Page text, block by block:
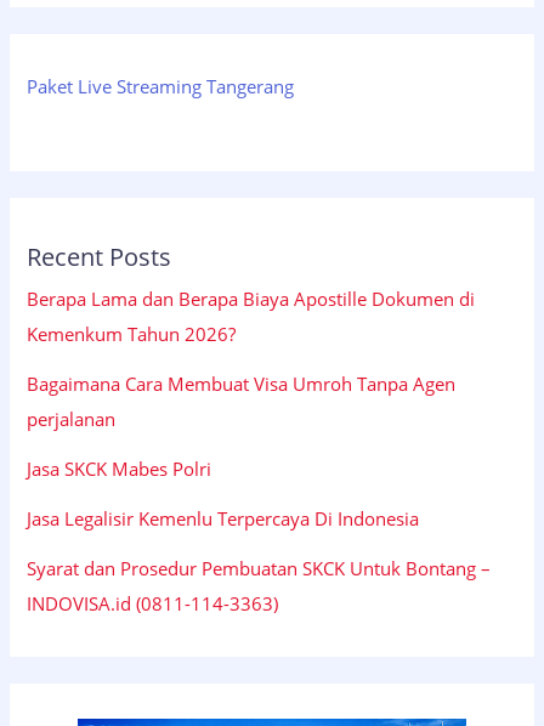
Paket Live Streaming Tangerang
Recent Posts
Berapa Lama dan Berapa Biaya Apostille Dokumen di
Kemenkum Tahun 2026?
Bagaimana Cara Membuat Visa Umroh Tanpa Agen
perjalanan
Jasa SKCK Mabes Polri
Jasa Legalisir Kemenlu Terpercaya Di Indonesia
Syarat dan Prosedur Pembuatan SKCK Untuk Bontang –
INDOVISA.id (0811-114-3363)